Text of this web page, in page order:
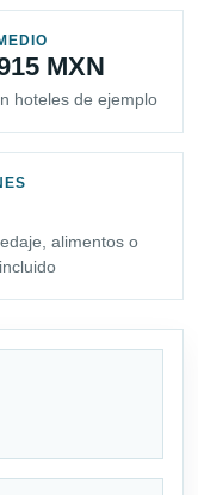
MXN
hoteles de ejemplo
alimentos o